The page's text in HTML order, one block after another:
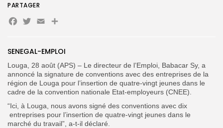
for:
Button
FR
SENEGAL-EMPLOI
Louga, 28 août (APS) – Le directeur de l’Emploi, Babacar Sy, a
annoncé la signature de conventions avec des entreprises de la
région de Louga pour l’insertion de quatre-vingt jeunes dans le
cadre de la convention nationale Etat-employeurs (CNEE).
“Ici, à Louga, nous avons signé des conventions avec dix
entreprises pour l’insertion de quatre-vingt jeunes dans le
marché du travail”, a-t-il déclaré.
PARTAGER
Facebook
Twitter
EmailPartager